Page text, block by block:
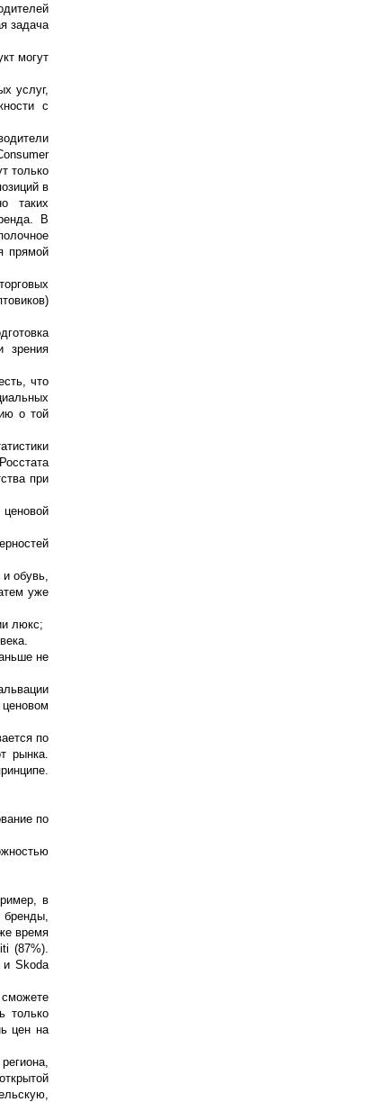
задача
могут
услуг,
с
только
в
таких
В
прямой
зрения
что
о той
при
обувь,
уже
люкс;
не
по
рынка.
по
в
время
(87%).
и Skoda
только
цен на